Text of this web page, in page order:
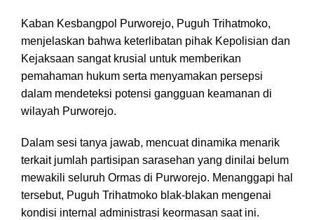
Kaban Kesbangpol Purworejo, Puguh Trihatmoko,
menjelaskan bahwa keterlibatan pihak Kepolisian dan
Kejaksaan sangat krusial untuk memberikan
pemahaman hukum serta menyamakan persepsi
dalam mendeteksi potensi gangguan keamanan di
wilayah Purworejo.
Dalam sesi tanya jawab, mencuat dinamika menarik
terkait jumlah partisipan sarasehan yang dinilai belum
mewakili seluruh Ormas di Purworejo. Menanggapi hal
tersebut, Puguh Trihatmoko blak-blakan mengenai
kondisi internal administrasi keormasan saat ini.